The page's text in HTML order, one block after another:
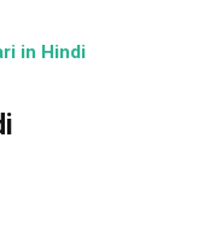
in Hindi